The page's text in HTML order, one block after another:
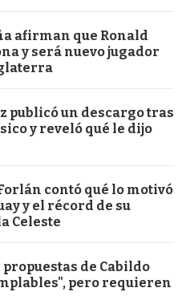
afirman que Ronald
y será nuevo jugador
publicó un descargo tras
y reveló qué le dijo
contó qué lo motivó
y el récord de su
Celeste
de Cabildo
pero requieren